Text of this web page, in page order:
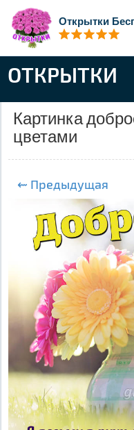
Открытки
ОТКРЫТКИ
Картинка
цветами
⇜ Предыдущая